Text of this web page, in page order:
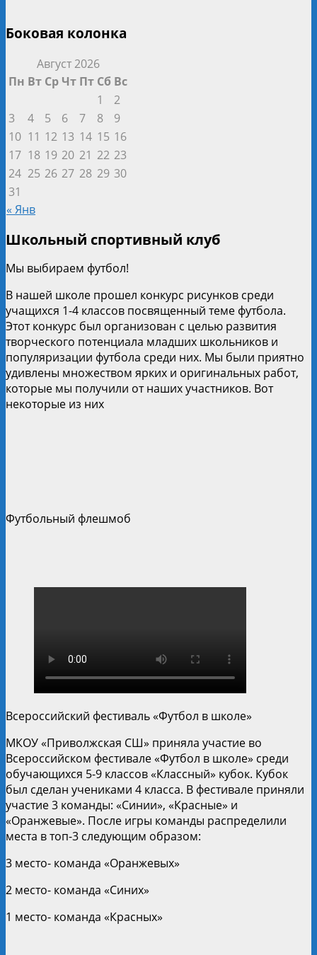
Боковая колонка
Август 2026
Пн Вт Ср Чт Пт Сб Вс
1
2
3
4 5 6 7 8
9
10 11 12 13 14 15 16
17 18 19 20 21 22 23
24 25 26 27 28 29 30
31
« Янв
Школьный спортивный клуб
Мы выбираем футбол!
В нашей школе прошел конкурс рисунков среди
учащихся 1-4 классов посвященный теме футбола.
Этот конкурс был организован с целью развития
творческого потенциала младших школьников и
популяризации футбола среди них. Мы были приятно
удивлены множеством ярких и оригинальных работ,
которые мы получили от наших участников. Вот
некоторые из них
Футбольный флешмоб
Всероссийский фестиваль «Футбол в школе»
МКОУ «Приволжская СШ» приняла участие во
Всероссийском фестивале «Футбол в школе» среди
обучающихся 5-9 классов «Классный» кубок. Кубок
был сделан учениками 4 класса. В фестивале приняли
участие 3 команды: «Синии», «Красные» и
«Оранжевые». После игры команды распределили
места в топ-3 следующим образом:
3 место- команда «Оранжевых»
2 место- команда «Синих»
1 место- команда «Красных»